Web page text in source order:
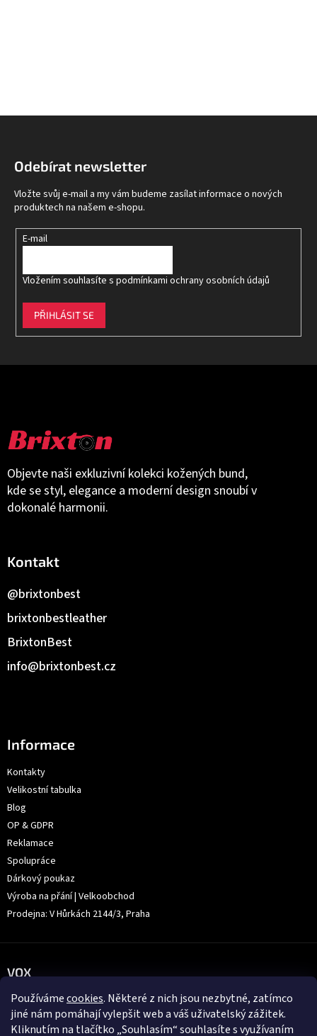
Používámecookies. Některé z nich jsou nezbytné, zatímco
jiné nám pomáhají vylepšit web a váš uživatelský zážitek.
Kliknutím na tlačítko „Souhlasím“ souhlasíte s využívaním
Objevte naši exkluzivní kolekci kožených bund,
kde se styl, elegance a moderní design snoubí v
dokonalé harmonii.
Kontakt
info@brixtonbest.cz
BrixtonBest
brixtonbestleather
@brixtonbest
Informace
Kontakty
Velikostní tabulka
Blog
OP & GDPR
Reklamace
Spolupráce
Dárkový poukaz
Výroba na přání | Velkoobchod
Prodejna: V Hůrkách 2144/3, Praha
VOX
Odebírat newsletter
Vložte svůj e-mail a my vám budeme zasílat informace o nových
produktech na našem e-shopu.
E-mail
Vložením souhlasíte s podmínkami ochrany osobních údajů
PŘIHLÁSIT SE